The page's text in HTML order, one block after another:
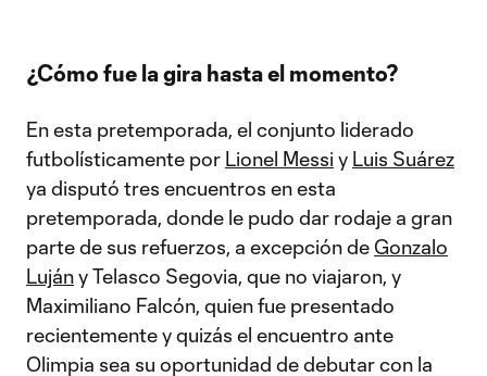
¿Cómo fue la gira hasta el momento?
En esta pretemporada, el conjunto liderado
futbolísticamente por Lionel Messi y Luis Suárez
ya disputó tres encuentros en esta
pretemporada, donde le pudo dar rodaje a gran
parte de sus refuerzos, a excepción de Gonzalo
Lujány Telasco Segovia, que no viajaron, y
Maximiliano Falcón, quien fue presentado
recientemente y quizás el encuentro ante
Olimpia sea su oportunidad de debutar con la